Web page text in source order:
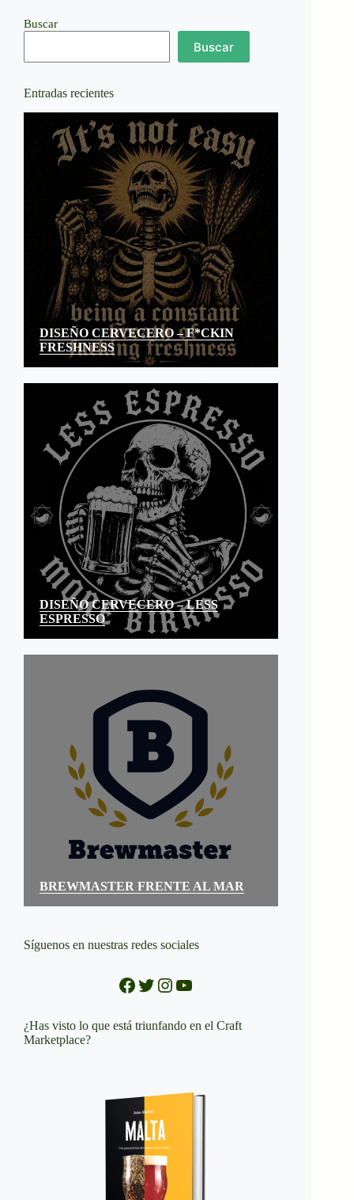
Buscar
Buscar
Entradas recientes
DISEÑO CERVECERO – F*CKIN
FRESHNESS
DISEÑO CERVECERO – LESS
ESPRESSO
BREWMASTER FRENTE AL MAR
Síguenos en nuestras redes sociales
Facebook
Twitter
Instagram
YouTube
¿Has visto lo que está triunfando en el Craft
Marketplace?